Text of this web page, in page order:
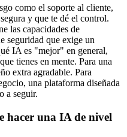
como el soporte al cliente,
y que te dé el control.
las capacidades de
seguridad que exige un
IA es "mejor" en general,
tienes en mente. Para una
extra agradable. Para
una plataforma diseñada
a seguir.
hacer una IA de nivel